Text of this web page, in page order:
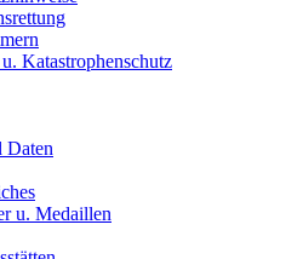
Katastrophenschutz
Daten
u. Medaillen